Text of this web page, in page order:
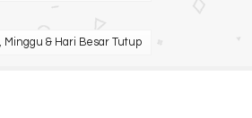
Minggu & Hari Besar Tutup